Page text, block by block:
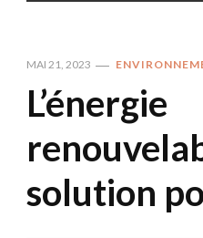
MAI 21, 2023
L’énergie
solution